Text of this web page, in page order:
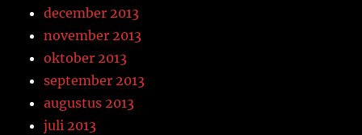
december 2013
november 2013
oktober 2013
september 2013
augustus 2013
juli 2013